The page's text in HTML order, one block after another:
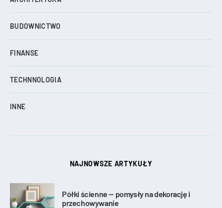
BUDOWNICTWO
FINANSE
TECHNNOLOGIA
INNE
NAJNOWSZE ARTYKUŁY
Półki ścienne — pomysły na dekorację i
przechowywanie